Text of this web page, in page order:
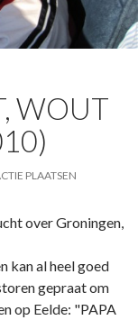
WOUT
PLAATSEN
over Groningen,
kan al heel goed
gepraat om
op Eelde: "PAPA